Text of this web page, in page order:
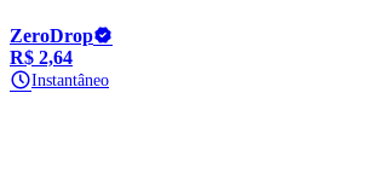
ZeroDrop
R$ 2,64
Instantâneo